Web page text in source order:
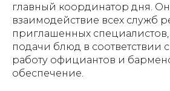
главный координатор дня. Он
взаимодействие всех служб
приглашенных
подачи блюд в соответствии
работу официантов и
обеспечение.